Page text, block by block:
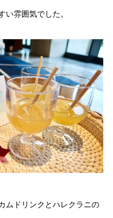
い雰囲気でした。
ムドリンクとハレクラニの